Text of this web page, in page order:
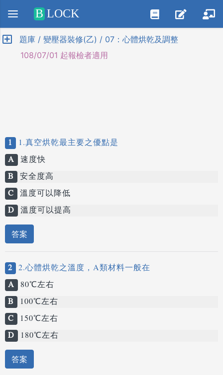
Positive SSL
B LOCK
題庫 / 變壓器裝修(乙) / 07：心體烘乾及調整
108/07/01 起報檢者適用
1
1.真空烘乾最主要之優點是
A 速度快
B 安全度高
C 溫度可以降低
D 溫度可以提高
答案
2 2.心體烘乾之溫度，A類材料一般在
A 80℃左右
B
100℃左右
C
150℃左右
D
180℃左右
答案